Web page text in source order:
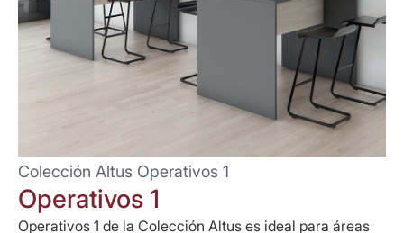
Colección Altus Operativos 1
Operativos 1
Operativos 1 de la Colección Altus es ideal para áreas